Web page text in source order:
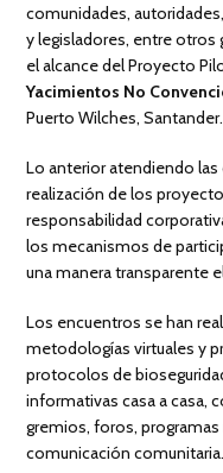
comunidades,
y legisladores, entre otros
el alcance del Proyecto
Yacimientos No
Puerto Wilches, Santander.
Lo anterior atendiendo
realización de los
responsabilidad
los mecanismos de
una manera transparente
Los encuentros se han
metodologías virtuales y
protocolos de
informativas casa a casa,
gremios, foros,
comunicación comunitaria.